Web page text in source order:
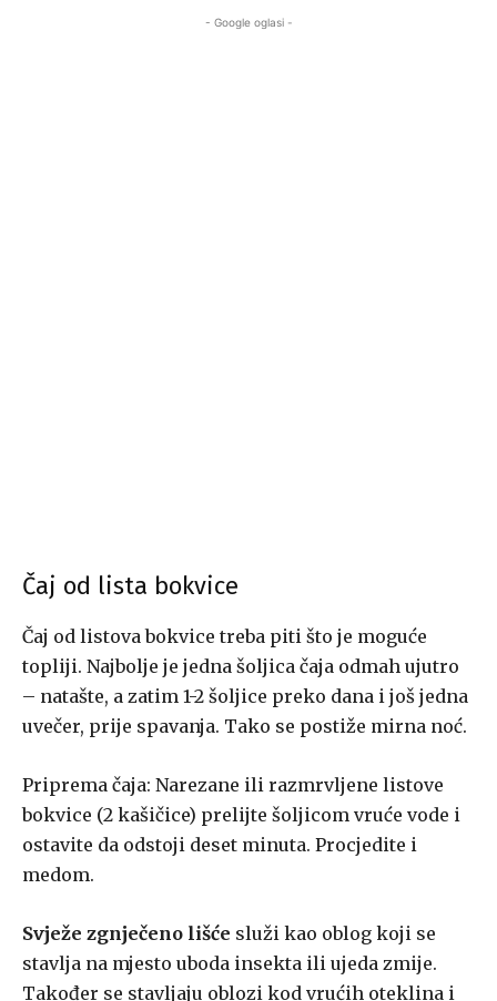
- Google oglasi -
Čaj od lista bokvice
Čaj od listova bokvice treba piti što je moguće
topliji. Najbolje je jedna šoljica čaja odmah ujutro
– natašte, a zatim 1-2 šoljice preko dana i još jedna
uvečer, prije spavanja. Tako se postiže mirna noć.
Priprema čaja: Narezane ili razmrvljene listove
bokvice (2 kašičice) prelijte šoljicom vruće vode i
ostavite da odstoji deset minuta. Procjedite i
medom.
Svježe zgnječeno lišće služi kao oblog koji se
stavlja na mjesto uboda insekta ili ujeda zmije.
Također se stavljaju oblozi kod vrućih oteklina i